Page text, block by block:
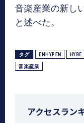
音楽産業の新し
と述べた。
タグ ENHYPEN HYBE
音楽産業
アクセスラン